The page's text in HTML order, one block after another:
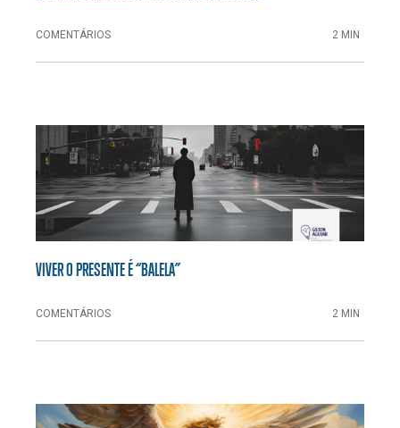
COMENTÁRIOS 2 MIN
VIVER O PRESENTE É “BALELA”
COMENTÁRIOS 2 MIN